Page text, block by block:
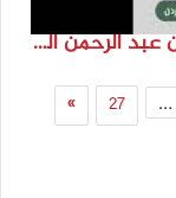
انتماء2021: موال لعيون فلسطين، الفنان عبد الرحمن الحضور،رالاردن
…
27
»